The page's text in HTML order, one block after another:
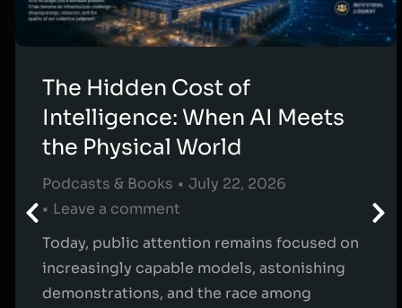
The Hidden Cost of
Intelligence: When AI Meets
the Physical World
Podcasts & Books
July 22, 2026
Leave a comment
Today, public attention remains focused on
increasingly capable models, astonishing
demonstrations, and the race among